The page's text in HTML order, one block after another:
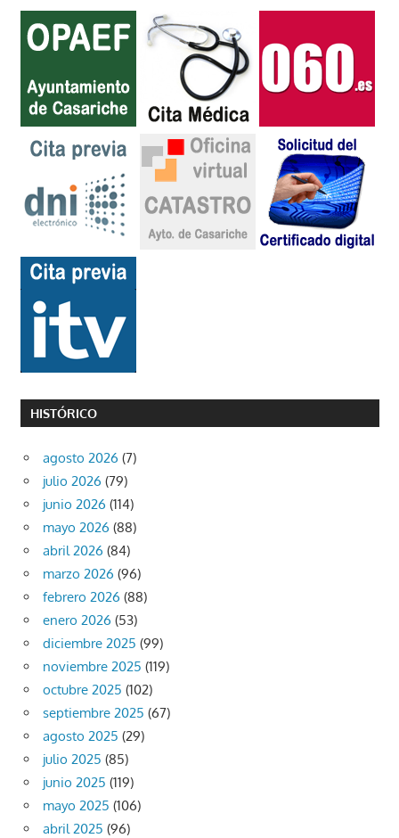
HISTÓRICO
agosto 2026 (7)
julio 2026 (79)
junio 2026 (114)
mayo 2026 (88)
abril 2026 (84)
marzo 2026 (96)
febrero 2026 (88)
enero 2026 (53)
diciembre 2025 (99)
noviembre 2025 (119)
octubre 2025 (102)
septiembre 2025 (67)
agosto 2025 (29)
julio 2025 (85)
junio 2025 (119)
mayo 2025 (106)
abril 2025 (96)